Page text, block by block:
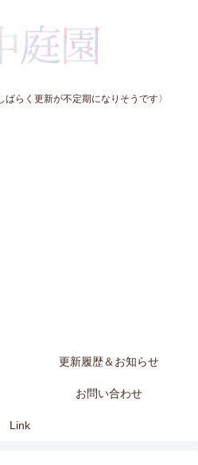
らく更新が不定期になりそうです〉
更新履歴＆お知らせ
お問い合わせ
Link